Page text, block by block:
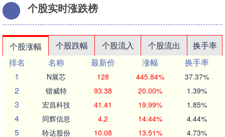
个股实时涨跌榜
个股涨幅 个股跌幅 个股流入 个股流出
换手率
排名
名称 最新价 涨幅
换手率
1
N展芯 128 445.84% 37.37%
2 锴威特 93.38 20.00% 1.39%
3 宏昌科技 41.41 19.99% 1.85%
4 同辉信息 4.2 14.44% 4.44%
5 聆达股份 10.08 13.51% 4.73%